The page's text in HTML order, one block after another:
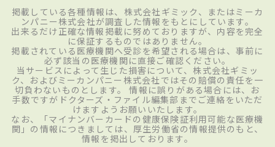
掲載している各種情報は、株式会社ギミック、またはミーカ
ンパニー株式会社が調査した情報をもとにしています。
出来るだけ正確な情報掲載に努めておりますが、内容を完全
に保証するものではありません。
掲載されている医療機関へ受診を希望される場合は、事前に
必ず該当の医療機関に直接ご確認ください。
当サービスによって生じた損害について、株式会社ギミッ
ク、およびミーカンパニー株式会社ではその賠償の責任を一
切負わないものとします。 情報に誤りがある場合には、お
手数ですがドクターズ・ファイル編集部までご連絡をいただ
けますようお願いいたします。
なお、「マイナンバーカードの健康保険証利用可能な医療機
関」の情報につきましては、厚生労働省の情報提供のもと、
情報を掲出しております。